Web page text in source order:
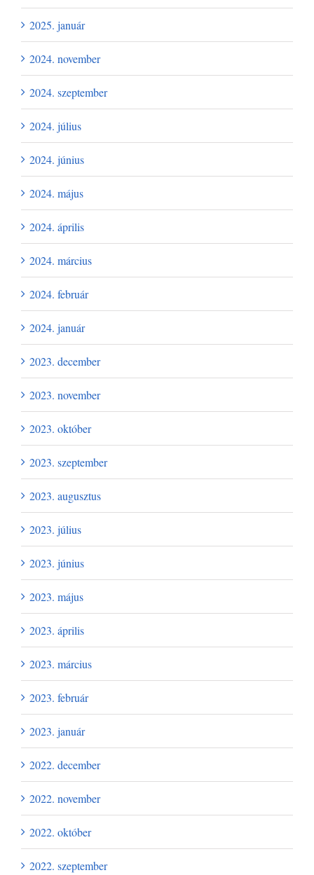
2025. január
2024. november
2024. szeptember
2024. július
2024. június
2024. május
2024. április
2024. március
2024. február
2024. január
2023. december
2023. november
2023. október
2023. szeptember
2023. augusztus
2023. július
2023. június
2023. május
2023. április
2023. március
2023. február
2023. január
2022. december
2022. november
2022. október
2022. szeptember